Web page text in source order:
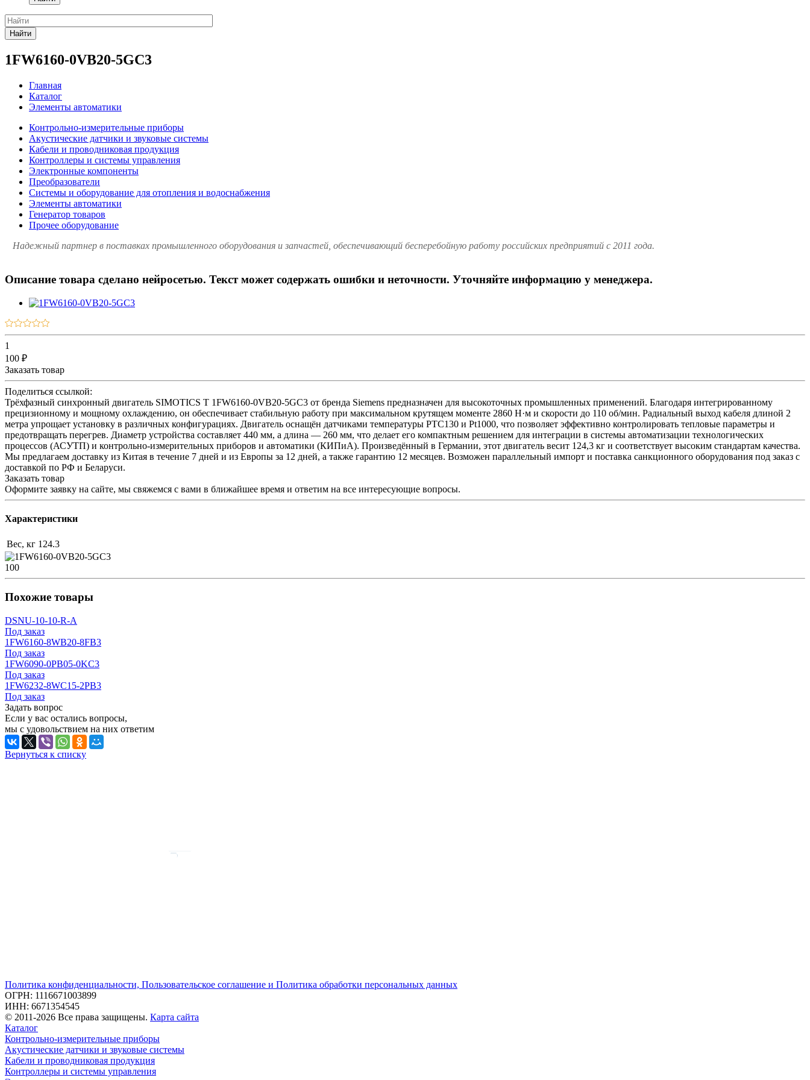
Найти
1FW6160-0VB20-5GC3
Главная
Каталог
Элементы автоматики
Контрольно-измерительные приборы
Акустические датчики и звуковые системы
Кабели и проводниковая продукция
Контроллеры и системы управления
Электронные компоненты
Преобразователи
Системы и оборудование для отопления и водоснабжения
Элементы автоматики
Генератор товаров
Прочее оборудование
Надежный партнер в поставках промышленного оборудования и запчастей, обеспечивающий бесперебойную работу российских предприятий с 2011 года.
Описание товара сделано нейросетью. Текст может содержать ошибки и неточности. Уточняйте информацию у менеджера.
1
100 ₽
Заказать товар
Поделиться ссылкой:
Трёхфазный синхронный двигатель SIMOTICS T 1FW6160-0VB20-5GC3 от бренда Siemens предназначен для высокоточных промышленных применений. Благодаря интегрированному
прецизионному и мощному охлаждению, он обеспечивает стабильную работу при максимальном крутящем моменте 2860 Н·м и скорости до 110 об/мин. Радиальный выход кабеля длиной 2
метра упрощает установку в различных конфигурациях. Двигатель оснащён датчиками температуры PTC130 и Pt1000, что позволяет эффективно контролировать тепловые параметры и
предотвращать перегрев. Диаметр устройства составляет 440 мм, а длина — 260 мм, что делает его компактным решением для интеграции в системы автоматизации технологических
процессов (АСУТП) и контрольно-измерительных приборов и автоматики (КИПиА). Произведённый в Германии, этот двигатель весит 124,3 кг и соответствует высоким стандартам качества.
Мы предлагаем доставку из Китая в течение 7 дней и из Европы за 12 дней, а также гарантию 12 месяцев. Возможен параллельный импорт и поставка санкционного оборудования под заказ с
доставкой по РФ и Беларуси.
Заказать товар
Оформите заявку на сайте, мы свяжемся с вами в ближайшее время и ответим на все интересующие вопросы.
Характеристики
Вес, кг 124.3
100
Похожие товары
DSNU-10-10-R-A
Под заказ
1FW6160-8WB20-8FB3
Под заказ
1FW6090-0PB05-0KC3
Под заказ
1FW6232-8WC15-2PB3
Под заказ
Задать вопрос
Если у вас остались вопросы,
мы с удовольствием на них ответим
Вернуться к списку
Политика конфиденциальности, Пользовательское соглашение и Политика обработки персональных данных
ОГРН: 1116671003899
ИНН: 6671354545
© 2011-2026 Все права защищены. Карта сайта
Каталог
Контрольно-измерительные приборы
Акустические датчики и звуковые системы
Кабели и проводниковая продукция
Контроллеры и системы управления